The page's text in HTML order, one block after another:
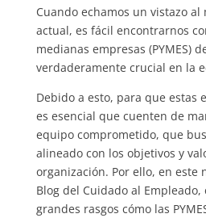
Cuando echamos un vistazo
actual, es fácil encontrarnos
medianas empresas (PYMES)
verdaderamente crucial en la
Debido a esto, para que estas
es esencial que cuenten de
equipo comprometido, que
alineado con los objetivos y
organización. Por ello, en este
Blog del Cuidado al Empleado,
grandes rasgos cómo las